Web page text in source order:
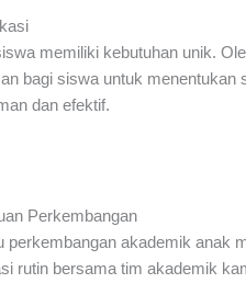
memiliki kebutuhan unik.
bagi siswa untuk menentukan
dan efektif.
Perkembangan
perkembangan akademik anak
rutin bersama tim akademik